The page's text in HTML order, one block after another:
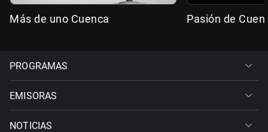
Más de uno Cuenca Pasión de
PROGRAMAS
EMISORAS
NOTICIAS